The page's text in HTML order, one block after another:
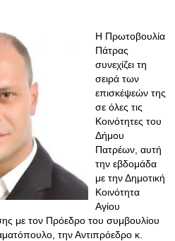
Η Πρωτοβουλία
Πάτρας
συνεχίζει τη
σειρά των
επισκέψεών της
σε όλες τις
Κοινότητες του
Δήμου
Πατρέων, αυτή
την εβδομάδα
με την Δημοτική
Κοινότητα
Αγίου
με τον Πρόεδρο του συμβουλίου
την Αντιπρόεδρο κ.